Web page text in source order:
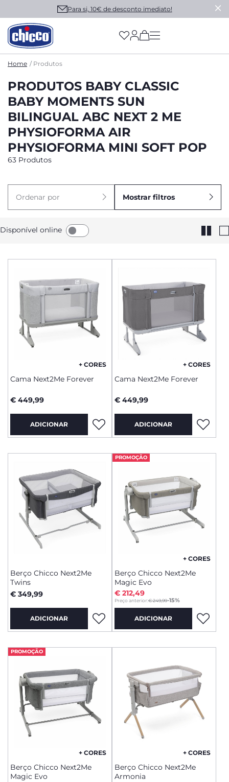
Para si, 10€ de desconto imediato!
(has more options
Home Produtos
PRODUTOS BABY CLASSIC
BABY MOMENTS SUN
BILINGUAL ABC NEXT 2 ME
PHYSIOFORMA AIR
PHYSIOFORMA MINI SOFT POP
63 Produtos
Ordenar por Mostrar filtros
Disponível online
+ CORES
Cama Next2Me Forever
€ 449,99
ADICIONAR
+ CORES
Cama Next2Me Forever
€ 449,99
ADICIONAR
Berço Chicco Next2Me
Twins
€ 349,99
ADICIONAR
PROMOÇÃO
+ CORES
Berço Chicco Next2Me
Magic Evo
Preço anterior:€ 249,99-15%
to
€ 212,49
ADICIONAR
PROMOÇÃO
+ CORES
Berço Chicco Next2Me
Magic Evo
+ CORES
Berço Chicco Next2Me
Armonia